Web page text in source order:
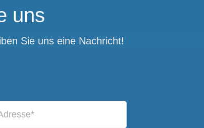
uns
Sie uns eine Nachricht!